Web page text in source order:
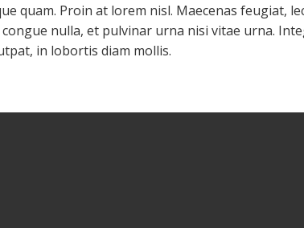
quam. Proin at lorem nisl. Maecenas feugiat,
congue nulla, et pulvinar urna nisi vitae urna.
in lobortis diam mollis.